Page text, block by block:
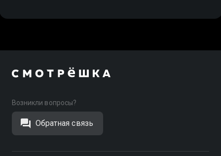
Возникли вопросы?
Обратная связь